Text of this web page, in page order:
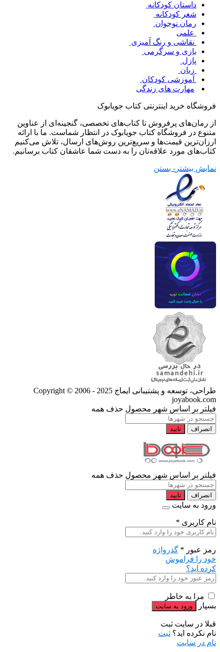
داستان کودکانه
شعر کودکانه
رمان نوجوان
علمی
نقاشی و رنگ آمیزی
بازی و سرگرمی
پازل
زبان
آموزشی کودکان
مهارت های زندگی
فروشگاه خرید اینترنتی کتاب جویابوک
از رمان‌های پرفروش تا کتاب‌های تخصصی، گنجینه‌ای از عناوین
متنوع در فروشگاه کتاب جویابوک در انتظار شماست. ما با ارائه
ارزان‌ترین قیمت‌ها و سریع‌ترین روش‌های ارسال، تلاش می‌کنیم
کتاب‌های مورد علاقه‌تان را به دست شما عاشقان کتاب برسانیم.
نمایش بیشتر - بستن
طراحی، توسعه و پشتیبانی ایماج Copyright © 2006 - 2025
joyabook.com
فیلتر بر اساس شهر محصول حذف همه
انصراف تایید
فیلتر بر اساس شهر محصول حذف همه
انصراف تایید
ورود به سایت
نام کاربری *
رمز عبور * گذرواژه
خود را فراموش
کرده اید؟
مرا به خاطر
بسپار
قبلا در سایت ثبت
نام نکرده اید؟ ثبت
نام در سایت